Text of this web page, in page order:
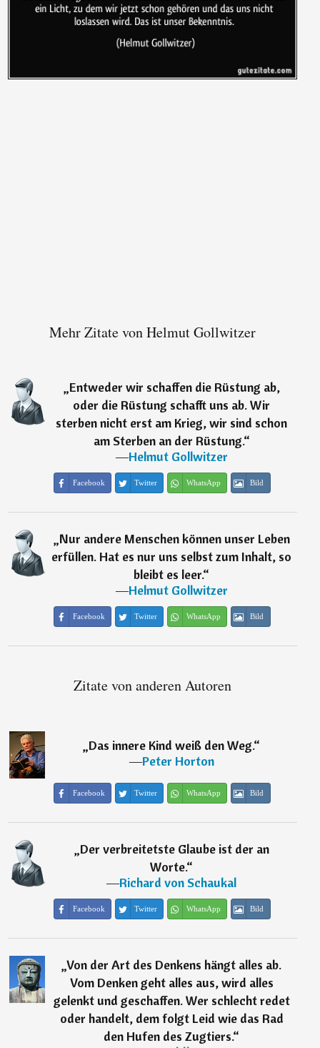
Mehr Zitate von Helmut Gollwitzer
„Entweder wir schaffen die Rüstung ab,
oder die Rüstung schafft uns ab. Wir
sterben nicht erst am Krieg, wir sind schon
am Sterben an der Rüstung.“
―Helmut Gollwitzer
Facebook Twitter WhatsApp Bild
„Nur andere Menschen können unser Leben
erfüllen. Hat es nur uns selbst zum Inhalt, so
bleibt es leer.“
―Helmut Gollwitzer
Facebook Twitter WhatsApp Bild
Zitate von anderen Autoren
„Das innere Kind weiß den Weg.“
―Peter Horton
Facebook Twitter WhatsApp Bild
„Der verbreitetste Glaube ist der an
Worte.“
―Richard von Schaukal
Facebook Twitter WhatsApp Bild
„Von der Art des Denkens hängt alles ab.
Vom Denken geht alles aus, wird alles
gelenkt und geschaffen. Wer schlecht redet
oder handelt, dem folgt Leid wie das Rad
den Hufen des Zugtiers.“